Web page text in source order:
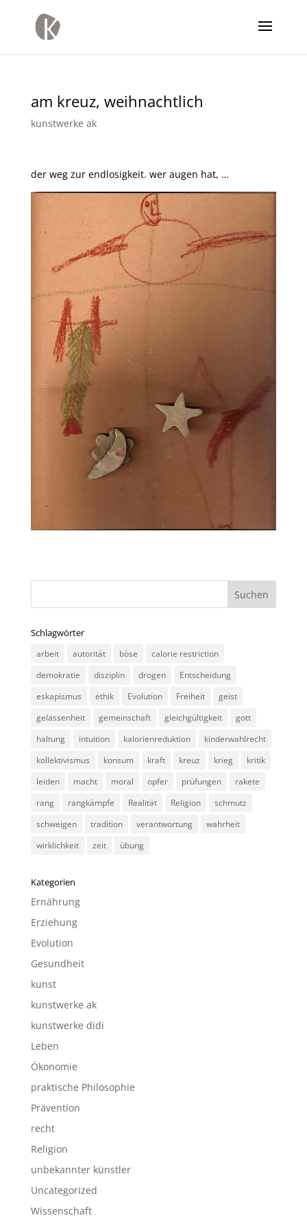
am kreuz, weihnachtlich
kunstwerke ak
der weg zur endlosigkeit. wer augen hat, …
Schlagwörter
arbeit autorität böse
calorie restriction
demokratie
disziplin drogen
Entscheidung
eskapismus
ethik Evolution Freiheit
geist
gelassenheit
gemeinschaft gleichgültigkeit
gott
haltung
intuition kalorienreduktion
kinderwahlrecht
kollektivismus
konsum kraft kreuz krieg
kritik
leiden
macht moral opfer prüfungen
rakete
rang
rangkämpfe Realität Religion
schmutz
schweigen
tradition verantwortung
wahrheit
wirklichkeit
zeit übung
Kategorien
Ernährung
Erziehung
Evolution
Gesundheit
kunst
kunstwerke ak
kunstwerke didi
Leben
Ökonomie
praktische Philosophie
Prävention
recht
Religion
unbekannter künstler
Uncategorized
Wissenschaft